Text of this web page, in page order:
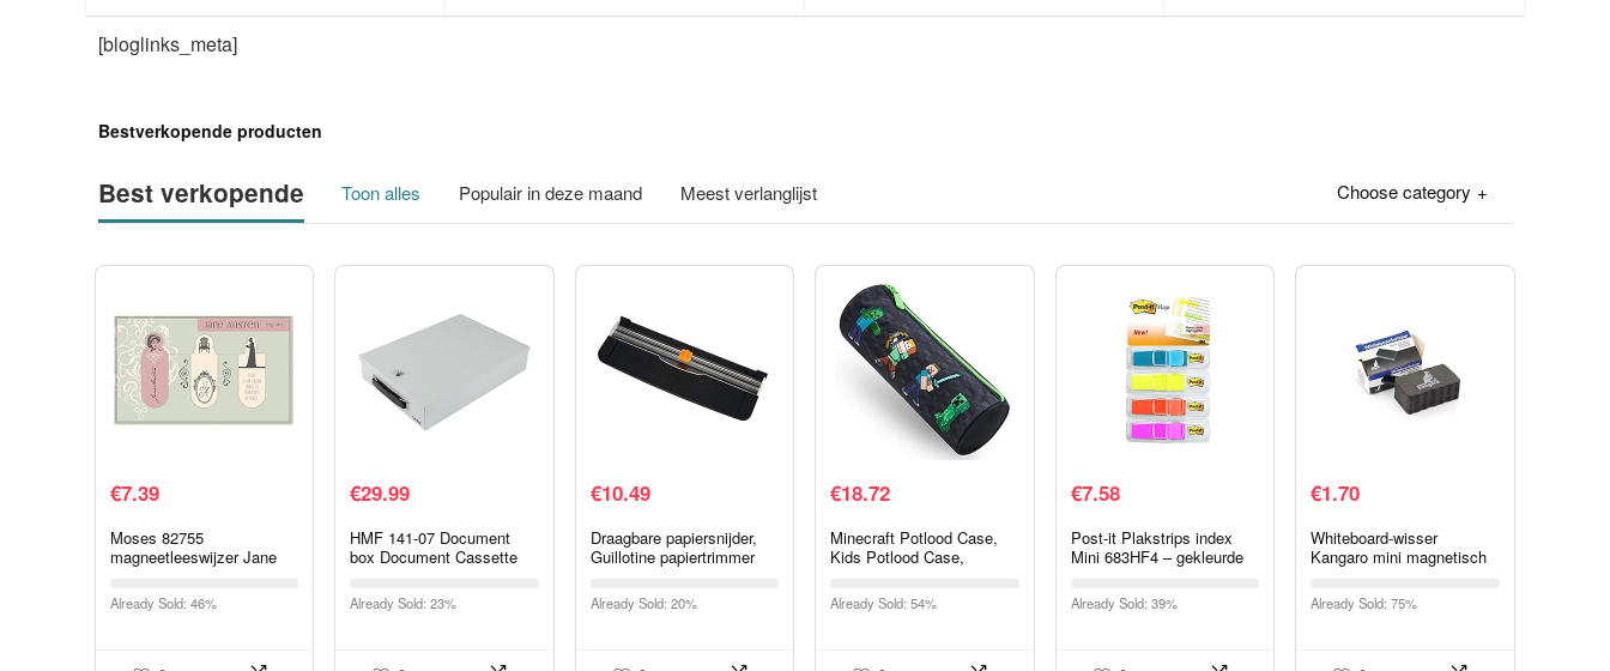
[bloglinks_meta]
Bestverkopende producten
Best verkopende Toon alles Populair in deze maand Meest verlanglijst Choose category
€7.39
Moses 82755
magneetleeswijzer Jane
magnetische bladwijzer,
charmant geïllustreerd
Already Sold: 46%
€29.99
HMF 141-07 Document
box Document Cassette
cm, lichtgrijs
Already Sold: 23%
€10.49
Draagbare papiersnijder,
Guillotine papiertrimmer
veiligheidsbescherming
voor standaard snijden van
Already Sold: 20%
€18.72
Minecraft Potlood Case,
Kids Potlood Case,
Minecraft Geschenken
(Zwart)
Already Sold: 54%
€7.58
Post-it Plakstrips index
Mini 683HF4 – gekleurde
formaat 11,9 x 43,2 mm –
4 plakstrips blokken à…
Already Sold: 39%
€1.70
Whiteboard-wisser
Kangaro mini magnetisch
Already Sold: 75%